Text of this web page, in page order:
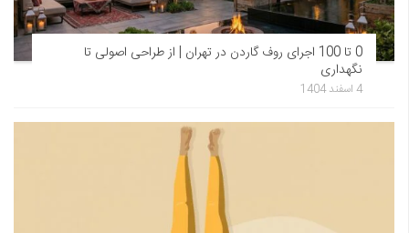
0 تا 100 اجرای روف گاردن در تهران | از طراحی اصولی تا
نگهداری
4 اسفند 1404